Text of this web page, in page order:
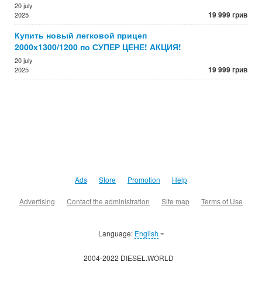
20 july
2025
19 999 грив
Купить новый легковой прицеп
2000х1300/1200 по СУПЕР ЦЕНЕ! АКЦИЯ!
20 july
2025
19 999 грив
Ads Store Promotion Help
Advertising Contact the administration Site map Terms of Use
Language: English
2004-2022 DIESEL.WORLD